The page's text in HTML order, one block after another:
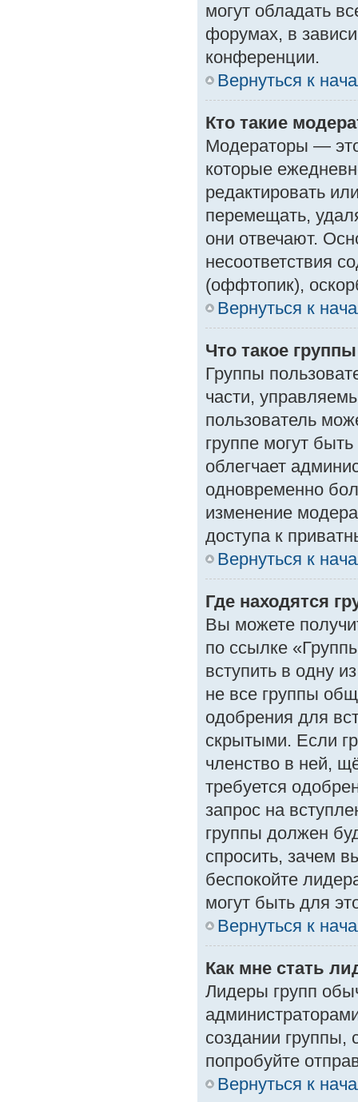
могут обладать
форумах, в
конференции.
Вернуться к
Кто такие
Модераторы —
которые
редактировать
перемещать,
они отвечают.
несоответствия
(оффтопик),
Вернуться к
Что такое
Группы
части,
пользователь
группе могут
облегчает
одновременно
изменение
доступа к
Вернуться к
Где находятся
Вы можете
по ссылке
вступить в одну
не все группы
одобрения для
скрытыми. Если
членство в ней,
требуется
запрос на
группы должен
спросить, зачем
беспокойте
могут быть для
Вернуться к
Как мне стать
Лидеры групп
создании группы,
попробуйте
Вернуться к